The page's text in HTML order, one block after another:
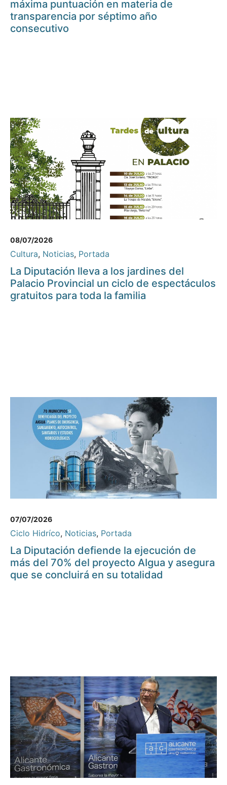
máxima puntuación en materia de
transparencia por séptimo año
consecutivo
08/07/2026
Cultura, Noticias, Portada
La Diputación lleva a los jardines del
Palacio Provincial un ciclo de espectáculos
gratuitos para toda la familia
07/07/2026
Ciclo Hidríco, Noticias, Portada
La Diputación defiende la ejecución de
más del 70% del proyecto AIgua y asegura
que se concluirá en su totalidad